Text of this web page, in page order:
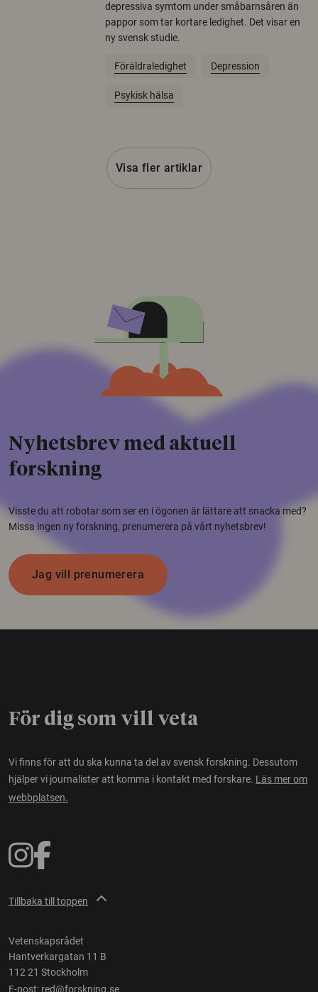
depressiva symtom under småbarnsåren än
pappor som tar kortare ledighet. Det visar en
ny svensk studie.
Föräldraledighet Depression
Psykisk hälsa
Visa fler artiklar
Nyhetsbrev med aktuell
forskning
Visste du att robotar som ser en i ögonen är lättare att snacka med?
Missa ingen ny forskning, prenumerera på vårt nyhetsbrev!
Jag vill prenumerera
För dig som vill veta
Vi finns för att du ska kunna ta del av svensk forskning. Dessutom
hjälper vi journalister att komma i kontakt med forskare. Läs mer om
webbplatsen.
Tillbaka till toppen
Vetenskapsrådet
Hantverkargatan 11 B
112 21 Stockholm
E-post: red@forskning.se